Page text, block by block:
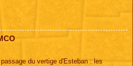
du vertige d'Esteban : les